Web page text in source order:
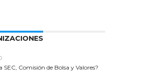
SEC, Comisión de Bolsa y Valores?